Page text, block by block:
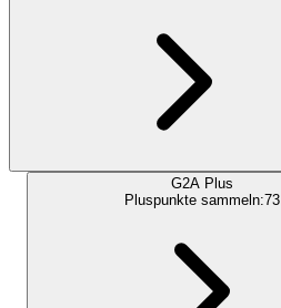
G2A Plus
Pluspunkte sammeln:73